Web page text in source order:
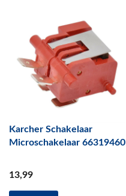
Karcher Schakelaar
Microschakelaar 66319460
13,99